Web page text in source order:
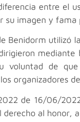
entre el
su imagen y
Benidorm
voluntad de
organizadores
de 16/06/
al